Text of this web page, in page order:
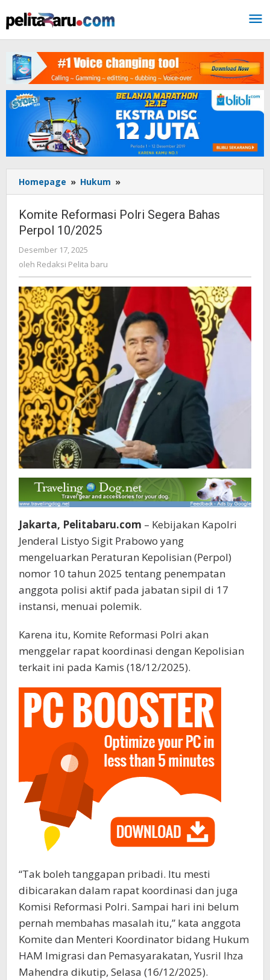
ke
konten
Homepage » Hukum »
Reformasi
Polri
Segera
Komite Reformasi Polri Segera Bahas
Perpol 10/2025
Desember 17, 2025
Redaksi
baru
oleh Redaksi Pelita baru
Jakarta, Pelitabaru.com – Kebijakan Kapolri
Jenderal Listyo Sigit Prabowo yang
mengeluarkan Peraturan Kepolisian (Perpol)
nomor 10 tahun 2025 tentang penempatan
anggota polisi aktif pada jabatan sipil di 17
instansi, menuai polemik.
Karena itu, Komite Reformasi Polri akan
menggelar rapat koordinasi dengan Kepolisian
terkait ini pada Kamis (18/12/2025).
“Tak boleh tanggapan pribadi. Itu mesti
dibicarakan dalam rapat koordinasi dan juga
Komisi Reformasi Polri. Sampai hari ini belum
pernah membahas masalah itu,” kata anggota
Komite dan Menteri Koordinator bidang Hukum
HAM Imigrasi dan Pemasyarakatan, Yusril Ihza
Mahendra dikutip, Selasa (16/12/2025).